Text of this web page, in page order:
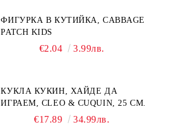
ФИГУРКА В КУТИЙКА, CABBAGE
PATCH KIDS
€2.04 3.99лв.
КУКЛА КУКИН, ХАЙДЕ ДА
ИГРАЕМ, CLEO & CUQUIN, 25 СМ.
€17.89 34.99лв.